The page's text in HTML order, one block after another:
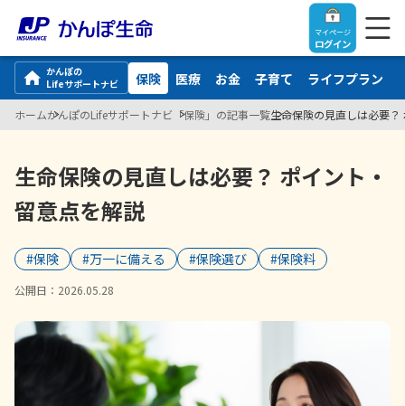
マイページ
ログイン
トップ
ご契約者さま
ご契約者さま
マイページログイン
入院保険金・手術保険金のご請求
保険をご検討中のお客さま
保険をご検討中のお客さま
法人のお客さま
【まずはご相談ください】企業経営でお悩みの方はこ
お役立ち情報
かんぽの
Lifeサポートナビ
保険 医療 お金 子育て ライフプラン
ホームかんぽのLifeサポートナビ 「保険」の記事一覧生命保険の見直しは必要
生命保険の見直しは必要？ ポイント・
留意点を解説
#保険 #万一に備える #保険選び #保険料
公開日： 2026.05.28